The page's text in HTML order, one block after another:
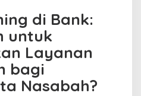
di Bank:
untuk
Layanan
bagi
Nasabah?